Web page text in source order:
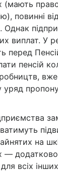
(мають
повинні
Однак
виплат. У
перед
пенсій
вже
уряд
на
додатково
всіх